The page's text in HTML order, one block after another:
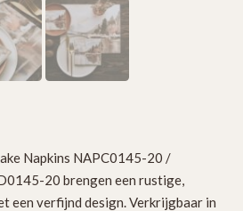
Napkins NAPC0145-20 /
20 brengen een rustige,
een verfijnd design. Verkrijgbaar in